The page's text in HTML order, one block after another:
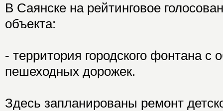
В Саянске на рейтинговое
объекта:
- территория городского фонтана с
пешеходных дорожек.
Здесь запланированы ремонт